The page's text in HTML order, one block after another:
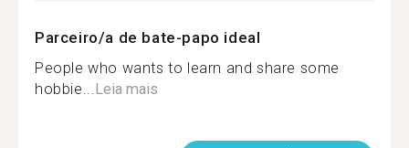
Parceiro/a de bate-papo ideal
People who wants to learn and share some
hobbie...Leia mais